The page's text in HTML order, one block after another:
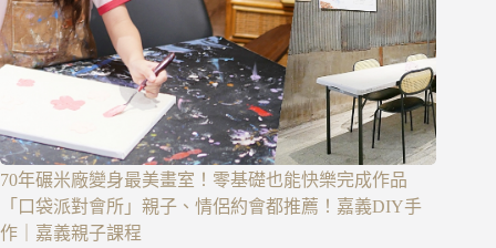
70年碾米廠變身最美畫室！零基礎也能快樂完成作品
「口袋派對會所」親子、情侶約會都推薦！嘉義DIY手
作｜嘉義親子課程